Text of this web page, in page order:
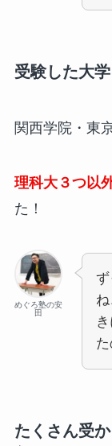
受験した大
関西学院・東
理科大３つ以
た！
めぐろ塾の安
田
たくさん受